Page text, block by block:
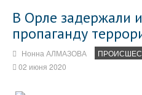
В Орле задержали
пропаганду
Нонна АЛМАЗОВА
02 июня 2020